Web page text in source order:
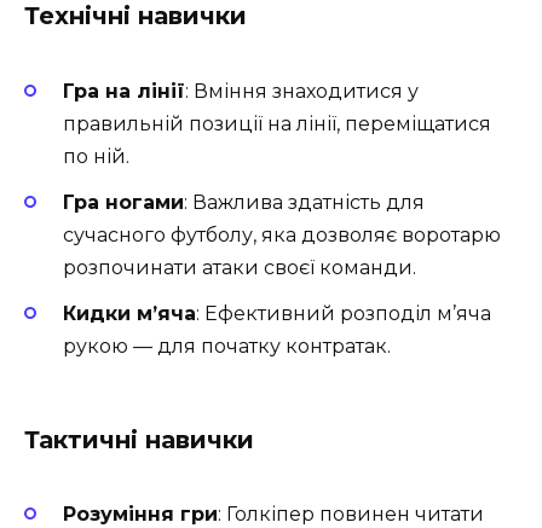
Технічні навички
Гра на лінії: Вміння знаходитися у
правильній позиції на лінії, переміщатися
по ній.
Гра ногами: Важлива здатність для
сучасного футболу, яка дозволяє воротарю
розпочинати атаки своєї команди.
Кидки м’яча: Ефективний розподіл м’яча
рукою — для початку контратак.
Тактичні навички
Розуміння гри: Голкіпер повинен читати